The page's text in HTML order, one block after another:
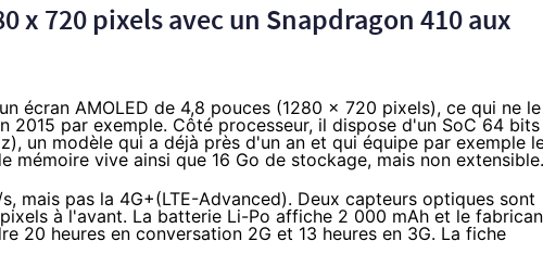
x 720 pixels avec un Snapdragon 410 aux
écran AMOLED de 4,8 pouces (1280 x 720 pixels), ce qui ne le
2015 par exemple. Côté processeur, il dispose d'un SoC 64 bits
un modèle qui a déjà près d'un an et qui équipe par exemple
mémoire vive ainsi que 16 Go de stockage, mais non extensible.
mais pas la 4G+(LTE-Advanced). Deux capteurs optiques sont
à l'avant. La batterie Li-Po affiche 2 000 mAh et le
20 heures en conversation 2G et 13 heures en 3G. La fiche